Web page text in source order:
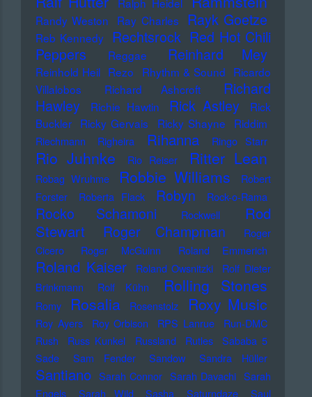
Ralph Heidel
Randy Weston Ray Charles Rayk Goetze
Reb Kennedy Rechtsrock Red Hot Chili
Peppers
Reggae Reinhard Mey
Reinhold Heil Rezo Rhythm & Sound Ricardo
Villalobos
Richard Ashcroft
Richard
Hawley
Richie Hawtin Rick Astley
Rick
Buckler
Ricky Gervais Ricky Shayne Riddim
Riechmann Righeira Rihanna Ringo Starr
Rio Juhnke Rio Reiser Ritter Lean
Robag Wruhme Robbie Williams
Robert
Forster
Roberta Flack Robyn Rock-o-Rama
Rocko Schamoni Rockwell
Rod
Stewart
Roger Champman
Roger
Cicero
Roger McGuinn Roland Emmerich
Roland Kaiser Roland Owsnitzki
Rolf Dieter
Brinkmann
Rolf Kühn Rolling Stones
Romy Rosalia Rosenstolz Roxy Music
Roy Ayers Roy Orbison RPS Lanrue
Run-DMC
Rush
Russ Kunkel Russland Rutles
Sababa 5
Sade
Sam Fender Sandow Sandra Hüller
Santiano Sarah Connor Sarah Davachi Sarah
Engels
Sarah Wild Sasha Saturndaze
Saul